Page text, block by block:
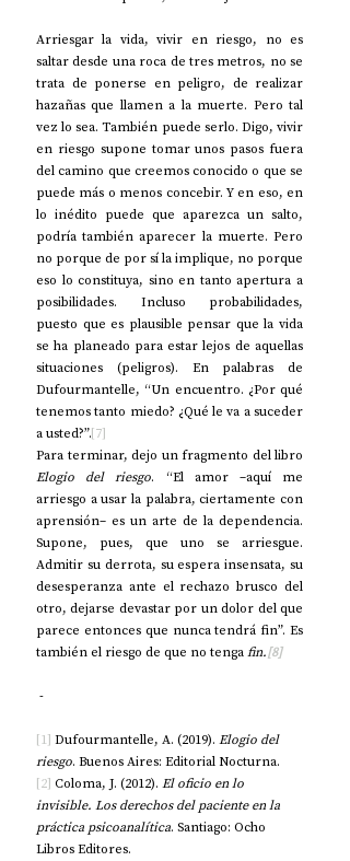
Arriesgar la vida, vivir en riesgo, no es
saltar desde una roca de tres metros, no se
trata de ponerse en peligro, de realizar
hazañas que llamen a la muerte. Pero tal
vez lo sea. También puede serlo. Digo, vivir
en riesgo supone tomar unos pasos fuera
del camino que creemos conocido o que se
puede más o menos concebir. Y en eso, en
lo inédito puede que aparezca un salto,
podría también aparecer la muerte. Pero
no porque de por sí la implique, no porque
eso lo constituya, sino en tanto apertura a
posibilidades. Incluso probabilidades,
puesto que es plausible pensar que la vida
se ha planeado para estar lejos de aquellas
situaciones (peligros). En palabras de
Dufourmantelle, “Un encuentro. ¿Por qué
tenemos tanto miedo? ¿Qué le va a suceder
a usted?”.[7]
Elogio del riesgo. “El amor –aquí me
arriesgo a usar la palabra, ciertamente con
aprensión– es un arte de la dependencia.
Supone, pues, que uno se arriesgue.
Admitir su derrota, su espera insensata, su
desesperanza ante el rechazo brusco del
otro, dejarse devastar por un dolor del que
parece entonces que nunca tendrá fin”. Es
también el riesgo de que no tenga fin.[8]
-
[1] Dufourmantelle, A. (2019). Elogio del
riesgo. Buenos Aires: Editorial Nocturna.
[2] Coloma, J. (2012). El oficio en lo
invisible. Los derechos del paciente en la
práctica psicoanalítica. Santiago: Ocho
Libros Editores.